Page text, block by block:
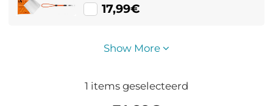
voor Cameralens Nano Klear Serie
17,99€
Show More
1 items geselecteerd